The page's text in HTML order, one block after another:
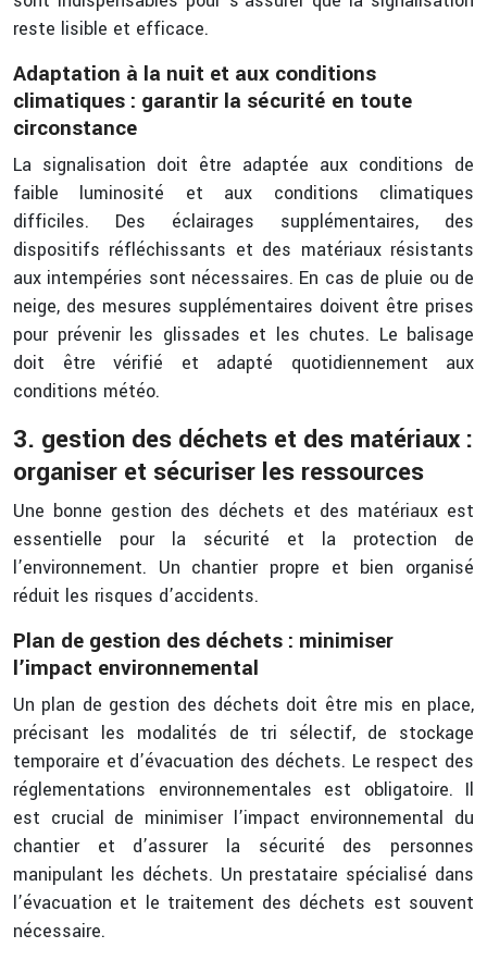
reste lisible et efficace.
Adaptation à la nuit et aux conditions
climatiques : garantir la sécurité en toute
circonstance
La signalisation doit être adaptée aux conditions de
faible luminosité et aux conditions climatiques
difficiles. Des éclairages supplémentaires, des
dispositifs réfléchissants et des matériaux résistants
aux intempéries sont nécessaires. En cas de pluie ou de
neige, des mesures supplémentaires doivent être prises
pour prévenir les glissades et les chutes. Le balisage
doit être vérifié et adapté quotidiennement aux
conditions météo.
3. gestion des déchets et des matériaux :
organiser et sécuriser les ressources
Une bonne gestion des déchets et des matériaux est
essentielle pour la sécurité et la protection de
l’environnement. Un chantier propre et bien organisé
réduit les risques d’accidents.
Plan de gestion des déchets : minimiser
l’impact environnemental
Un plan de gestion des déchets doit être mis en place,
précisant les modalités de tri sélectif, de stockage
temporaire et d’évacuation des déchets. Le respect des
réglementations environnementales est obligatoire. Il
est crucial de minimiser l’impact environnemental du
chantier et d’assurer la sécurité des personnes
manipulant les déchets. Un prestataire spécialisé dans
l’évacuation et le traitement des déchets est souvent
nécessaire.